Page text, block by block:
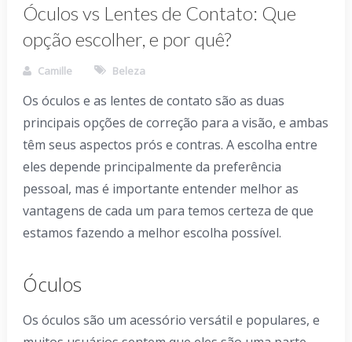
Óculos vs Lentes de Contato: Que
opção escolher, e por quê?
Camille Beleza
Os óculos e as lentes de contato são as duas
principais opções de correção para a visão, e ambas
têm seus aspectos prós e contras. A escolha entre
eles depende principalmente da preferência
pessoal, mas é importante entender melhor as
vantagens de cada um para temos certeza de que
estamos fazendo a melhor escolha possível.
Óculos
Os óculos são um acessório versátil e populares, e